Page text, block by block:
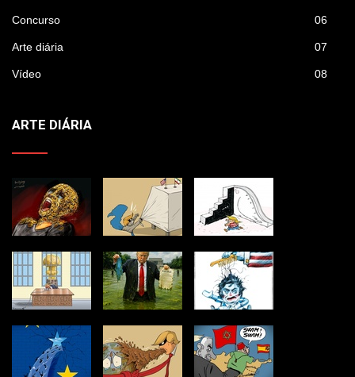
Concurso 06
Arte diária 07
Vídeo 08
ARTE DIÁRIA